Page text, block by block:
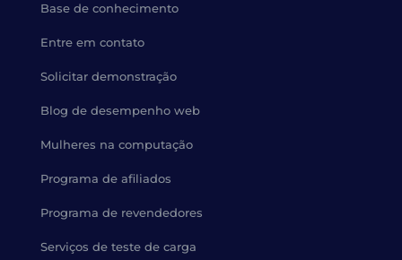
Base de conhecimento
Entre em contato
Solicitar demonstração
Blog de desempenho web
Mulheres na computação
Programa de afiliados
Programa de revendedores
Serviços de teste de carga